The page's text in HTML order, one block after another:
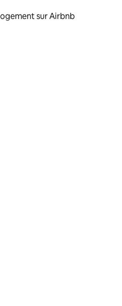
sur Airbnb